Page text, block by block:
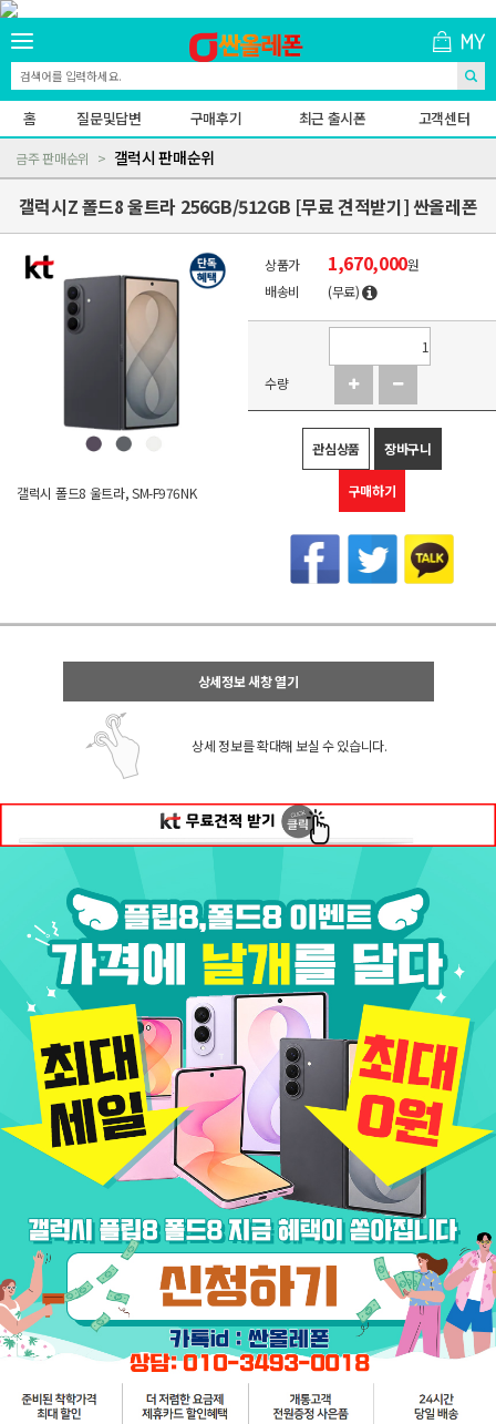
홈 질문및답변 구매후기 최근 출시폰 고객센터
금주 판매순위 갤럭시 판매순위
갤럭시Z 폴드8 울트라 256GB/512GB [무료 견적받기] 싼올레폰
갤럭시 폴드8 울트라, SM-F976NK
상품가 1,670,000원
배송비
(무료)
수량
관심상품 장바구니
구매하기
상세정보 새창 열기
상세 정보를 확대해 보실 수 있습니다.